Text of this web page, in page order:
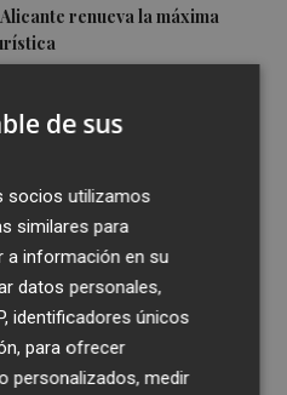
renueva la máxima
especializado en robar
hoteles
a Banco Sabadell 23
inclusión residencial
de sus
socios utilizamos
similares para
a información en su
datos personales,
identificadores únicos
para ofrecer
personalizados, medir